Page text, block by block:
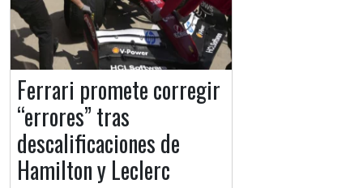
Ferrari promete corregir
“errores” tras
descalificaciones de
Hamilton y Leclerc